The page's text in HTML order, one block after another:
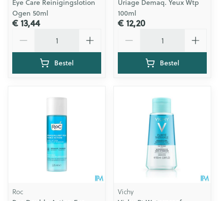
Eye Care Reinigingslotion
Ogen 50ml
€ 13,44
Bestel
Uriage Demaq. Yeux Wtp
100ml
€ 12,20
Bestel
Roc
Vichy